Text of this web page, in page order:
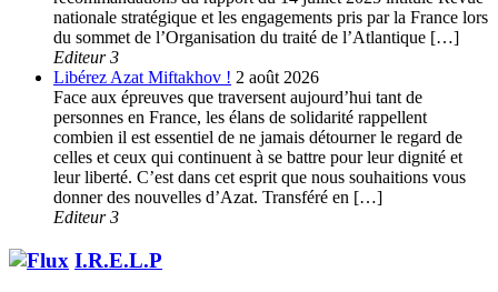
nationale stratégique et les engagements pris par la France lors
du sommet de l’Organisation du traité de l’Atlantique […]
Editeur 3
Libérez Azat Miftakhov ! 2 août 2026
Face aux épreuves que traversent aujourd’hui tant de
personnes en France, les élans de solidarité rappellent
combien il est essentiel de ne jamais détourner le regard de
celles et ceux qui continuent à se battre pour leur dignité et
leur liberté. C’est dans cet esprit que nous souhaitions vous
donner des nouvelles d’Azat. Transféré en […]
Editeur 3
I.R.E.L.P